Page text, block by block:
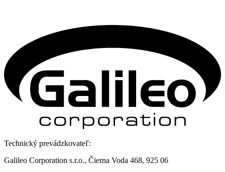
Technický prevádzkovateľ:
Galileo Corporation s.r.o., Čierna Voda 468, 925 06